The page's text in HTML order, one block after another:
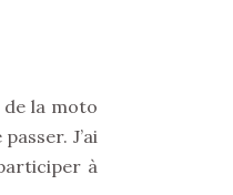
de la moto
J’ai
à